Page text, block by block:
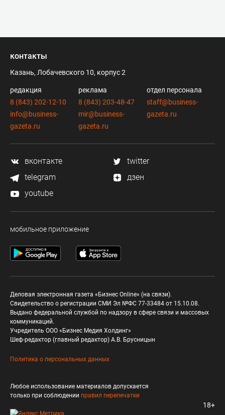
контакты
Казань, Лобачевского 10, корпус 2
редакция
8 (843) 202-12-10
info@business-
gazeta.ru
реклама
8 (843) 203-48-47
mir@business-
gazeta.ru
отдел персонала
staff@business-
gazeta.ru
вконтакте
twitter
telegram
дзен
youtube
мобильное приложение
Деловая электронная газета «Бизнес Online» (на связи).
Свидетельство о регистрации СМИ Эл №ФС 77-33484 от 15.10.08.
Выдано федеральной службой по надзору в сфере связи и массовых
коммуникаций.
Учредитель ООО «Бизнес Медия Холдинг»
Шеф-редактор (главный редактор) А.В. Брусницын
Политика о персональных данных
Любое использование материалов допускается
только при соблюдении правил перепечатки
18+